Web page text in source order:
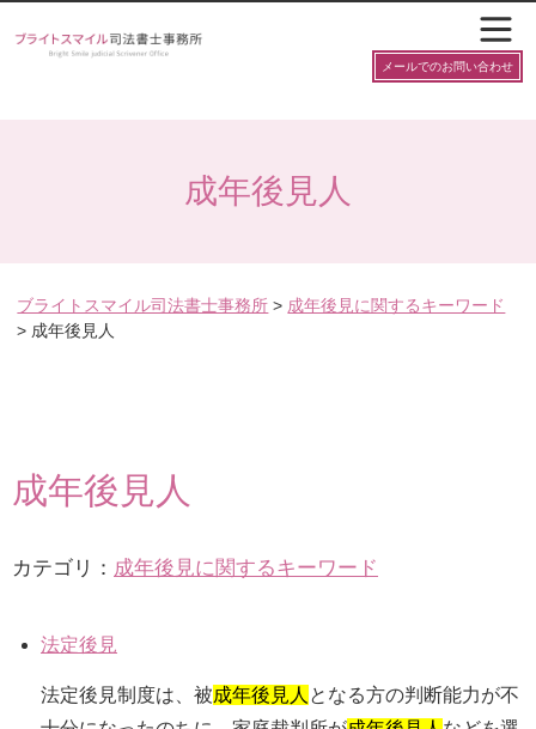
メールでのお問い合わせ
成年後見人
ブライトスマイル司法書士事務所 > 成年後見に関するキーワード
> 成年後見人
成年後見人
カテゴリ： 成年後見に関するキーワード
法定後見
法定後見制度は、被成年後見人 となる方の判断能力が不